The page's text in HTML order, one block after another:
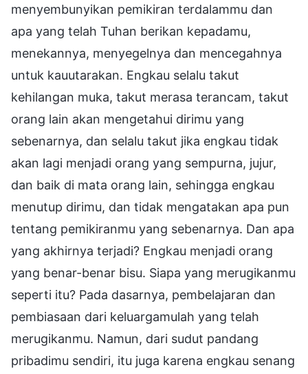
menyembunyikan pemikiran terdalammu dan
apa yang telah Tuhan berikan kepadamu,
menekannya, menyegelnya dan mencegahnya
untuk kauutarakan. Engkau selalu takut
kehilangan muka, takut merasa terancam, takut
orang lain akan mengetahui dirimu yang
sebenarnya, dan selalu takut jika engkau tidak
akan lagi menjadi orang yang sempurna, jujur,
dan baik di mata orang lain, sehingga engkau
menutup dirimu, dan tidak mengatakan apa pun
tentang pemikiranmu yang sebenarnya. Dan apa
yang akhirnya terjadi? Engkau menjadi orang
yang benar-benar bisu. Siapa yang merugikanmu
seperti itu? Pada dasarnya, pembelajaran dan
pembiasaan dari keluargamulah yang telah
merugikanmu. Namun, dari sudut pandang
pribadimu sendiri, itu juga karena engkau senang